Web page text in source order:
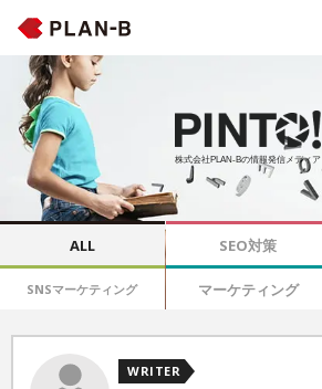
株式会社PLAN-Bの情報発信メディア
ALL SEO対策
SNSマーケティング マーケティング
WRITER